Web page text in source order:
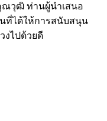
วุฒิ ท่านผู้นำเสนอ
ที่ได้ให้การสนับสนุน
งไปด้วยดี